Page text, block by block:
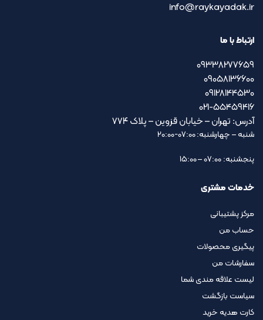
info@raykayadak.ir
ارتباط با ما
09338277659
09058136600
09128144530
021-55459416
آدرس: تهران – خیابان قزوین – پلاک ۷۷۴
شنبه – چهارشنبه: 07:00-20:00
پنجشنبه: 07:00 – 15:00
خدمات مشتری
مرکز پشتیبانی
حساب من
پیگیری محصولات
سفارشات من
لیست علاقه مندی شما
سیاست بازگشت
کارت هدیه خرید